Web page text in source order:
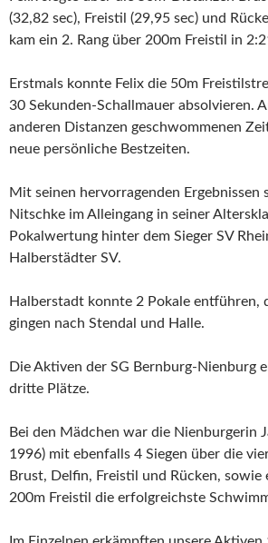
(32,82 sec), Freistil (29,95 sec) und
kam ein 2. Rang über 200m Freistil in
Erstmals konnte Felix die 50m
30 Sekunden-Schallmauer absolvieren.
anderen Distanzen geschwommenen
neue persönliche Bestzeiten.
Mit seinen hervorragenden Ergebnissen
Nitschke im Alleingang in seiner
Pokalwertung hinter dem Sieger SV
Halberstädter SV.
Halberstadt konnte 2 Pokale entführen,
gingen nach Stendal und Halle.
Die Aktiven der SG Bernburg-Nienburg
dritte Plätze.
Bei den Mädchen war die Nienburgerin
1996) mit ebenfalls 4 Siegen über die
Brust, Delfin, Freistil und Rücken, sowie
200m Freistil die erfolgreichste